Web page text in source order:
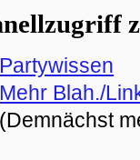
Partywissen
Mehr Blah./
(Demnächst